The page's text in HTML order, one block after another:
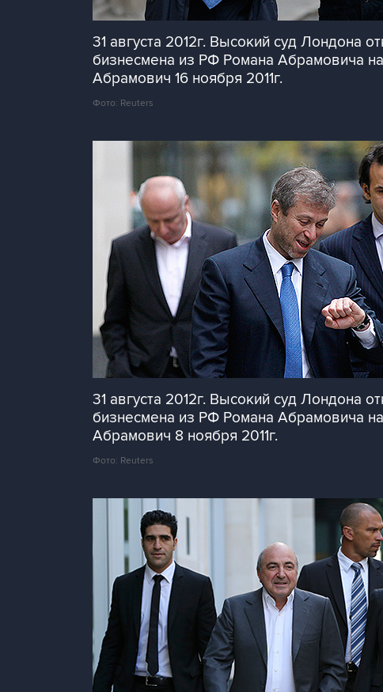
31 августа 2012г. Высокий суд Лондона
бизнесмена из РФ Романа Абрамовича
Абрамович 16 ноября 2011г.
Фото: Reuters
31 августа 2012г. Высокий суд Лондона
бизнесмена из РФ Романа Абрамовича
Абрамович 8 ноября 2011г.
Фото: Reuters